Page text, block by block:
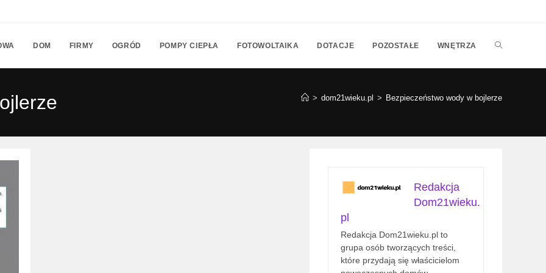
DOM FIRMY OGRÓD POMPY CIEPŁA FOTOWOLTAIKA DOTACJE POZOSTAŁE WNĘTRZA TOGGLE
SEARCH
> dom21wieku.pl > Bezpieczeństwo wody w bojlerze
Redakcja
Dom21wieku.
pl
Redakcja Dom21wieku.pl to
grupa osób tworzących treści,
które przydają się właścicielom